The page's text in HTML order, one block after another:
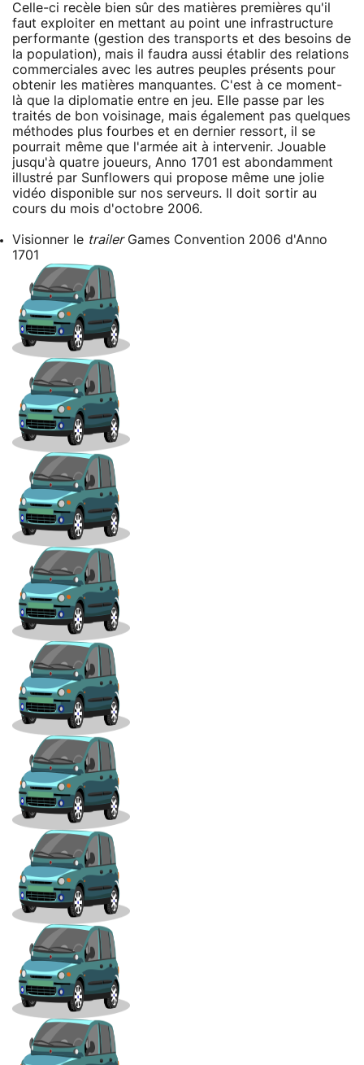
Celle-ci recèle bien sûr des matières premières qu'il
faut exploiter en mettant au point une infrastructure
performante (gestion des transports et des besoins de
la population), mais il faudra aussi établir des relations
commerciales avec les autres peuples présents pour
obtenir les matières manquantes. C'est à ce moment-
là que la diplomatie entre en jeu. Elle passe par les
traités de bon voisinage, mais également pas quelques
méthodes plus fourbes et en dernier ressort, il se
pourrait même que l'armée ait à intervenir. Jouable
jusqu'à quatre joueurs, Anno 1701 est abondamment
illustré par Sunflowers qui propose même une jolie
vidéo disponible sur nos serveurs. Il doit sortir au
cours du mois d'octobre 2006.
Visionner le trailerGames Convention 2006 d'Anno
1701